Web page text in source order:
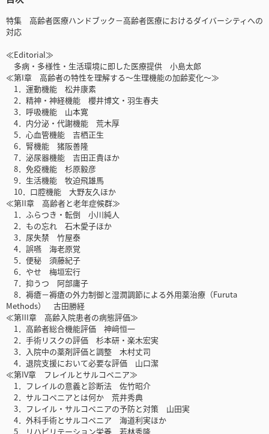
特集 高齢者医療ハンドブック－高齢者医療におけるダイバーシティへの
対応
≪Editorial≫
多病・多様性・生活環境に即した医療提供 小島太郎
≪第I章 高齢者の特性を理解する～生理機能の加齢変化～≫
1．運動機能 松井康素
2．精神・神経機能 櫻井博文・羽生春夫
3．呼吸機能 山本寛
4．内分泌・代謝機能 荒木厚
5．心血管機能 吉栖正生
6．腎機能 猪阪善隆
7．泌尿器機能 吉田正貴ほか
8．免疫機能 杉原毅彦
9．生活機能 牧迫飛雄馬
10．口腔機能 大野友久ほか
≪第II章 高齢者と老年症候群≫
1．ふらつき・転倒 小川純人
2．もの忘れ 石木愛子ほか
3．尿失禁 竹屋泰
4．誤嚥 海老原覚
5．便秘 須藤紀子
6．やせ 梅垣宏行
7．抑うつ 阿部庸子
8．褥瘡－褥瘡の外力制御と湿潤調節による外用薬治療（Furuta
Methods） 古田勝経
≪第III章 高齢入院患者の病態評価≫
1．高齢者総合機能評価 神﨑恒一
2．手術リスクの評価 杉本研・楽木宏実
3．入院中の薬剤評価と調整 木村丈司
4．退院支援において必要な評価 山口潔
≪第IV章 フレイルとサルコペニア≫
1．フレイルの意義と診断法 佐竹昭介
2．サルコペニアとは何か 荒井秀典
3．フレイル・サルコペニアの予防と対策 山田実
4．外科手術とサルコペニア 海道利実ほか
5．リハビリテーション栄養 若林秀隆